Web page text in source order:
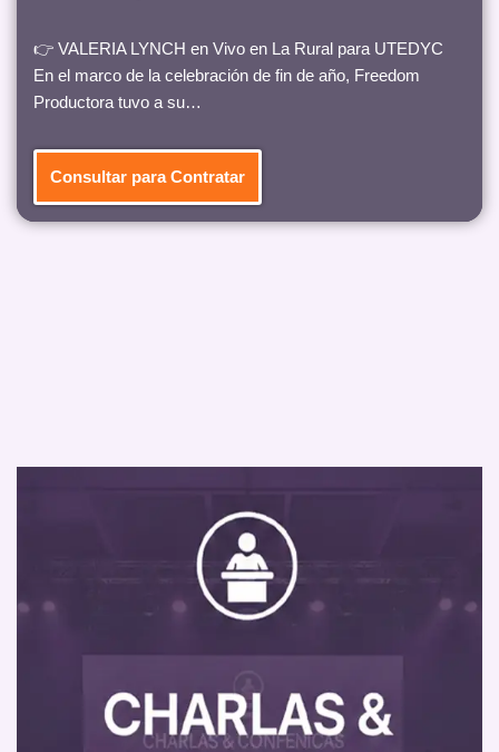
👉 VALERIA LYNCH en Vivo en La Rural para UTEDYC
En el marco de la celebración de fin de año, Freedom
Productora tuvo a su…
Consultar para Contratar